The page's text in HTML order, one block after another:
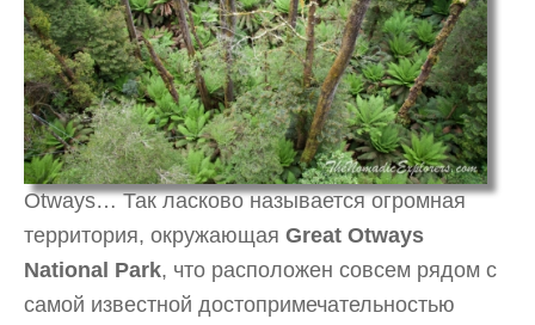
Otways… Так ласково называется огромная
территория, окружающая Great Otways
National Park, что расположен совсем рядом с
самой известной достопримечательностью